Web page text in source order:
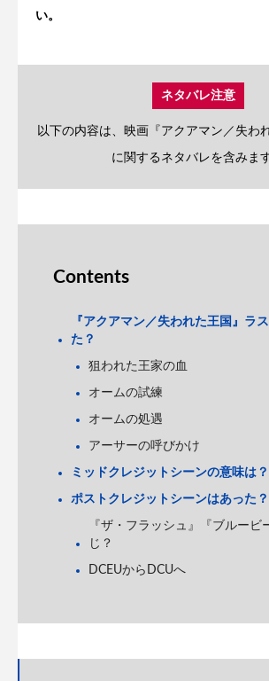
い。
ネタバレ注意
以下の内容は、映画『アクアマン／失わ
に関するネタバレを含みます
Contents
『アクアマン／失われた王国』ラ
た？
狙われた王家の血
オームの試練
オームの処遇
アーサーの呼びかけ
ミッドクレジットシーンの意味は？
ポストクレジットシーンはあった？
『ザ・フラッシュ』『ブルービ
じ？
DCEUからDCUへ